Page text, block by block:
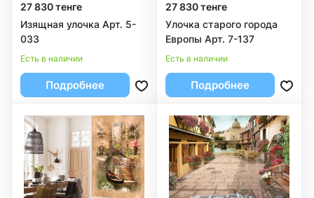
27 830 тенге
Изящная улочка Арт. 5-
033
Есть в наличии
Подробнее
27 830 тенге
Улочка старого города
Европы Арт. 7-137
Есть в наличии
Подробнее